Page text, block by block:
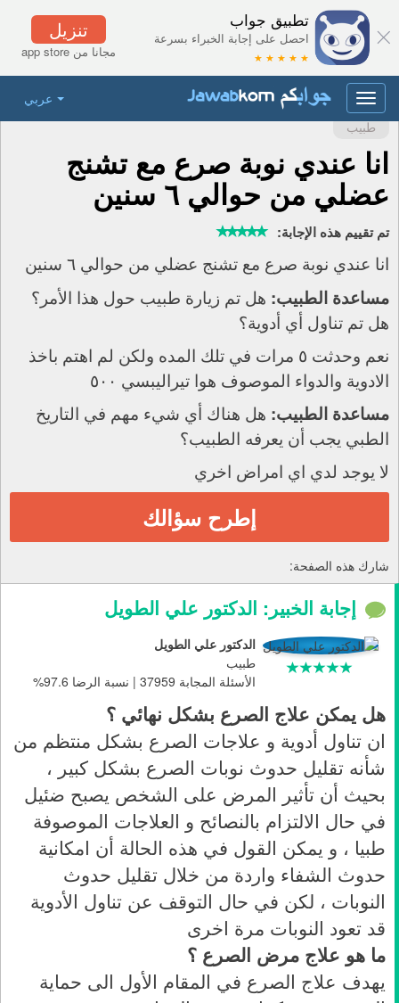
تنزيل
مجانا من app store
تطبيق جواب
احصل على إجابة الخبراء بسرعة
★ ★ ★ ★ ★
عربي
Toggle
navigation
طبيب
انا عندي نوبة صرع مع تشنج
عضلي من حوالي ٦ سنين
تم تقييم هذه الإجابة:
انا عندي نوبة صرع مع تشنج عضلي من حوالي ٦ سنين
مساعدة الطبيب: هل تم زيارة طبيب حول هذا الأمر؟
هل تم تناول أي أدوية؟
نعم وحدثت ٥ مرات في تلك المده ولكن لم اهتم باخذ
الادوية والدواء الموصوف هوا تيراليبسي ٥٠٠
مساعدة الطبيب: هل هناك أي شيء مهم في التاريخ
الطبي يجب أن يعرفه الطبيب؟
لا يوجد لدي اي امراض اخري
إطرح سؤالك
شارك هذه الصفحة:
إجابة الخبير: الدكتور علي الطويل
الدكتور علي الطويل
طبيب
الأسئلة المجابة 37959 | نسبة الرضا 97.6%
هل يمكن علاج الصرع بشكل نهائي ؟
ان تناول أدوية و علاجات الصرع بشكل منتظم من
شأنه تقليل حدوث نوبات الصرع بشكل كبير ،
بحيث أن تأثير المرض على الشخص يصبح ضئيل
في حال الالتزام بالنصائح و العلاجات الموصوفة
طبيا ، و يمكن القول في هذه الحالة أن امكانية
حدوث الشفاء واردة من خلال تقليل حدوث
النوبات ، لكن في حال التوقف عن تناول الأدوية
قد تعود النوبات مرة اخرى
ما هو علاج مرض الصرع ؟
يهدف علاج الصرع في المقام الأول الى حماية